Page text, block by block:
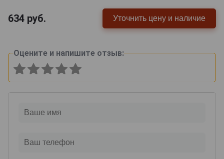
634 руб. Уточнить цену и наличие
Оцените и напишите отзыв: